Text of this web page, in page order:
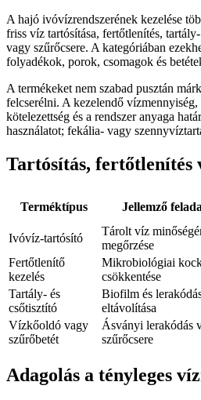
A hajó ivóvízrendszerének kezelése
friss víz tartósítása, fertőtlenítés,
vagy szűrőcsere. A kategóriában
folyadékok, porok, csomagok és
A termékeket nem szabad pusztán
felcserélni. A kezelendő
kötelezettség és a rendszer anyaga
használatot; fekália- vagy
Tartósítás, fertőtlenítés
Terméktípus Jellemző
Ivóvíz-tartósító
Tárolt víz
megőrzése
Fertőtlenítő
kezelés
Mikrobiológiai
csökkentése
Tartály- és
csőtisztító
Biofilm és
eltávolítása
Vízkőoldó vagy
szűrőbetét
Ásványi lerakódás
szűrőcsere
Adagolás a tényleges